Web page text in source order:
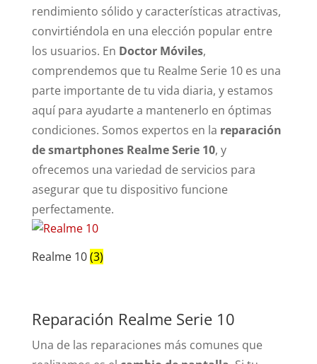
rendimiento sólido y características atractivas,
convirtiéndola en una elección popular entre
los usuarios. En Doctor Móviles,
comprendemos que tu Realme Serie 10 es una
parte importante de tu vida diaria, y estamos
aquí para ayudarte a mantenerlo en óptimas
condiciones. Somos expertos en la reparación
de smartphones Realme Serie 10, y
ofrecemos una variedad de servicios para
asegurar que tu dispositivo funcione
perfectamente.
Realme 10(3)
Reparación Realme Serie 10
Una de las reparaciones más comunes que